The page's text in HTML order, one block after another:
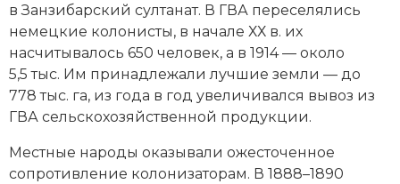
в Занзибарский султанат. В ГВА переселялись
немецкие колонисты, в начале ХХ в. их
насчитывалось 650 человек, а в 1914 — около
5,5 тыс. Им принадлежали лучшие земли — до
778 тыс. га, из года в год увеличивался вывоз из
ГВА сельскохозяйственной продукции.
Местные народы оказывали ожесточенное
сопротивление колонизаторам. В 1888–1890